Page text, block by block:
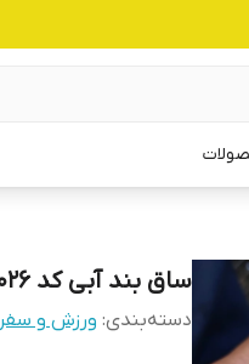
ساق بند آبی کد GB2026
دسته‌بندی: ورزش و سفر